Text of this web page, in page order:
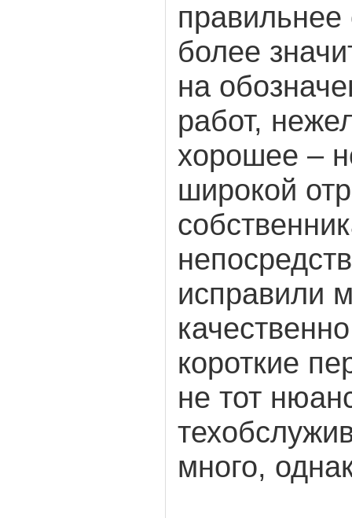
правильнее
более
на
работ,
хорошее –
широкой
исправили
короткие
не тот
много,